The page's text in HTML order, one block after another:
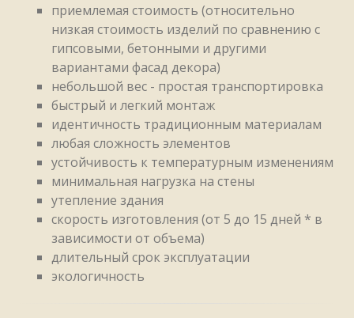
приемлемая стоимость (относительно
низкая стоимость изделий по сравнению с
гипсовыми, бетонными и другими
вариантами фасад декора)
небольшой вес - простая транспортировка
быстрый и легкий монтаж
идентичность традиционным материалам
любая сложность элементов
устойчивость к температурным изменениям
минимальная нагрузка на стены
утепление здания
скорость изготовления (от 5 до 15 дней * в
зависимости от объема)
длительный срок эксплуатации
экологичность